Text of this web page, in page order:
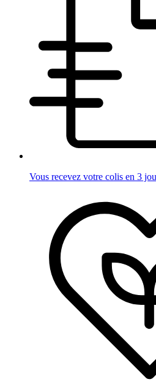
Vous recevez votre colis en 3